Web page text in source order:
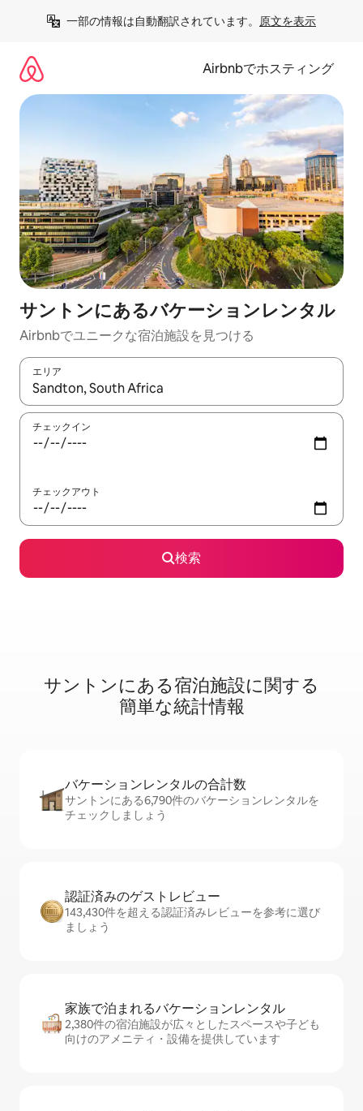
一部の情報は自動翻訳されています。 原文を表示
Airbnbでホスティング
サントンにあるバケーションレンタル
Airbnbでユニークな宿泊施設を見つける
エリア
検索結果が表示されたら、上下の矢印キーを使って移動するか
チェックイン
チェックアウト
検索
サントンに⁠あ⁠る宿⁠泊⁠施⁠設⁠に関⁠す⁠る
簡⁠単⁠な統⁠計⁠情⁠報
バケーションレ⁠ン⁠タ⁠ル⁠の合⁠計⁠数
サントンにある6,790件のバケーションレンタルを
チェックしましょう
認証済みのゲ⁠ス⁠ト⁠レ⁠ビ⁠ュ⁠ー
143,430件を超える認証済みレビューを参考に選び
ましょう
家族で泊まれるバ⁠ケ⁠ー⁠シ⁠ョ⁠ンレ⁠ン⁠タ⁠ル
2,380件の宿泊施設が広々としたスペースや子ども
向けのアメニティ・設備を提供しています